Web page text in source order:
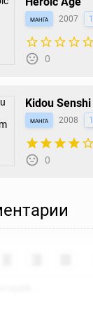
манга 2007
0
Kidou
манга 2008
0